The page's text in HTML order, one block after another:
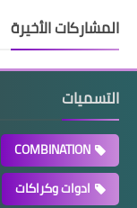
المشاركات الأخيرة
التسميات
COMBINATION
ادوات وكراكات